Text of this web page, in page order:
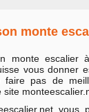
monte
monte escalier
vous donner
pas de
vous